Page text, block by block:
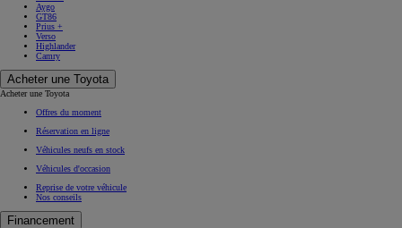
Aygo
GT86
Prius +
Verso
Highlander
Camry
Acheter une Toyota
Acheter une Toyota
Offres du moment
Réservation en ligne
Véhicules neufs en stock
Véhicules d'occasion
Reprise de votre véhicule
Nos conseils
Financement